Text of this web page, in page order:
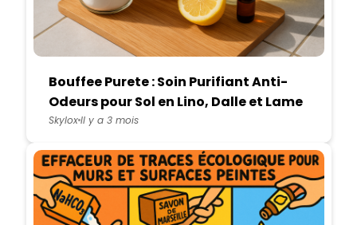
Bouffee Purete : Soin Purifiant Anti-
Odeurs pour Sol en Lino, Dalle et Lame
PVC
SkyloxIl y a 3 mois